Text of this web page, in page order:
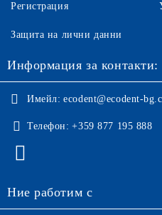
Регистрация
Защита на лични данни
Информация за контакти:
Имейл: ecodent@ecodent-
Телефон: +359 877 195 888
Ние работим с